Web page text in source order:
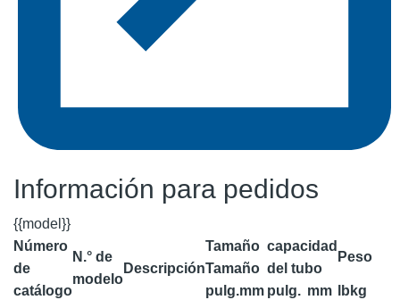
Información para pedidos
{{model}}
Número
de
catálogo
N.° de
modelo
Descripción
Tamaño
Tamaño
capacidad
del tubo
Peso
pulg.mm pulg. mm lb kg